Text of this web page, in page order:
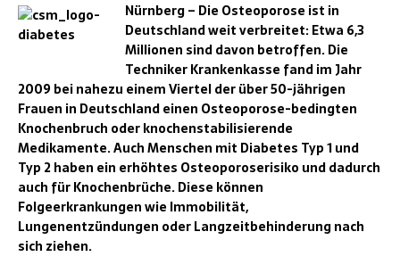
Nürnberg – Die Osteoporose ist in
Deutschland weit verbreitet: Etwa 6,3
Millionen sind davon betroffen. Die
Techniker Krankenkasse fand im Jahr
2009 bei nahezu einem Viertel der über 50-jährigen
Frauen in Deutschland einen Osteoporose-bedingten
Knochenbruch oder knochenstabilisierende
Medikamente. Auch Menschen mit Diabetes Typ 1 und
Typ 2 haben ein erhöhtes Osteoporoserisiko und dadurch
auch für Knochenbrüche. Diese können
Folgeerkrankungen wie Immobilität,
Lungenentzündungen oder Langzeitbehinderung nach
sich ziehen.